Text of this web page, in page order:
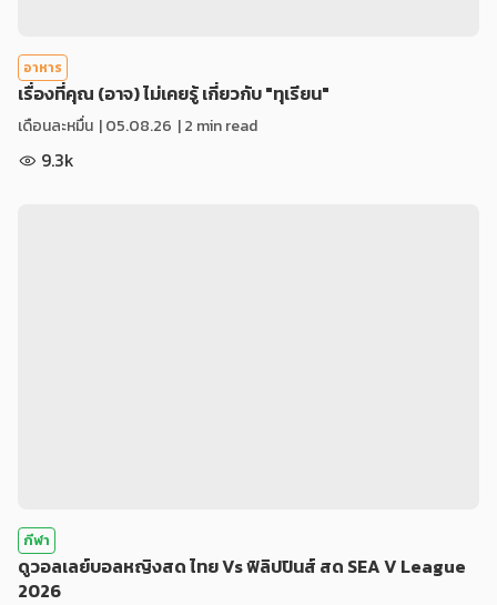
อาหาร
เรื่องที่คุณ (อาจ) ไม่เคยรู้ เกี่ยวกับ "ทุเรียน"
เดือนละหมื่น |05.08.26 | 2 min read
9.3k
กีฬา
ดูวอลเลย์บอลหญิงสด ไทย Vs ฟิลิปปินส์ สด SEA V League
2026